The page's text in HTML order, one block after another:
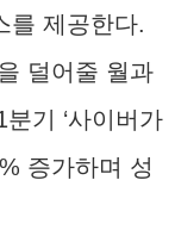
를 제공한다.
덜어줄 월과
기 ‘사이버가
증가하며 성